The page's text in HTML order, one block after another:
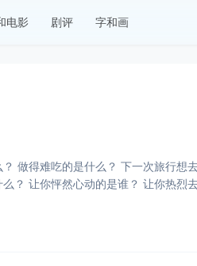
电影 剧评 字和画
笑？ 聊到什么会让你平静？ 让你想温柔以待的